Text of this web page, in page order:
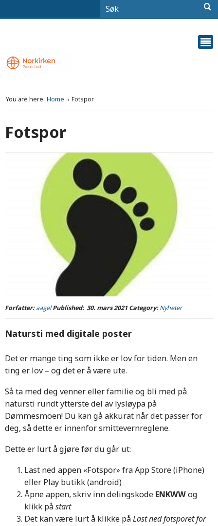
You are here: Home Fotspor
Fotspor
Forfatter:aagelPublished: 30. mars 2021 Category:Nyheter
Natursti med digitale poster
Det er mange ting som ikke er lov for tiden. Men en
ting er lov – og det er å være ute.
Så ta med deg venner eller familie og bli med på
natursti rundt ytterste del av lysløypa på
Dømmesmoen! Du kan gå akkurat når det passer for
deg, så dette er innenfor smittevernreglene.
Dette er lurt å gjøre før du går ut:
Last ned appen «Fotspor» fra App Store (iPhone)
eller Play butikk (android)
Åpne appen, skriv inn delingskode ENKWWog
klikk påstart
Det kan være lurt å klikke påLast ned fotsporet for